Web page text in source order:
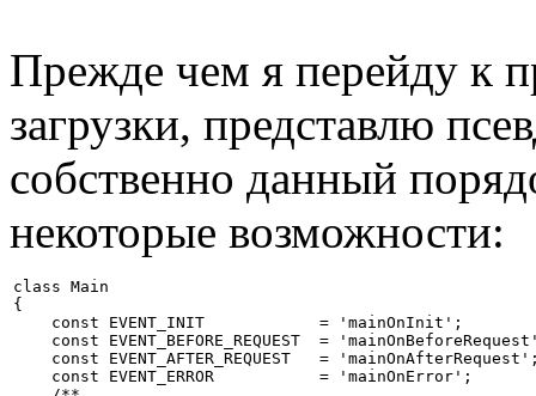
Прежде чем я перейду к
загрузки, представлю
собственно данный
некоторые возможности:
class Main
{
const EVENT_INIT            = 'mainOnInit';
const EVENT_BEFORE_REQUEST  =
const EVENT_AFTER_REQUEST   =
const EVENT_ERROR           = 'mainOnError';